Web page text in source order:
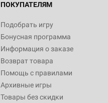
ПОКУПАТЕЛЯМ
Подобрать игру
Бонусная программа
Информация о заказе
Возврат товара
Помощь с правилами
Архивные игры
Товары без скидки